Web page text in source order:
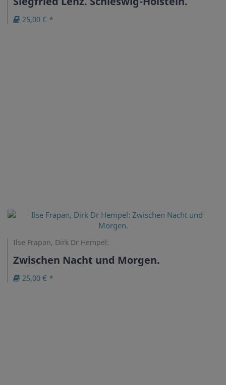
25,00 € *
Ilse Frapan, Dirk Dr Hempel:
Zwischen Nacht und Morgen.
25,00 € *